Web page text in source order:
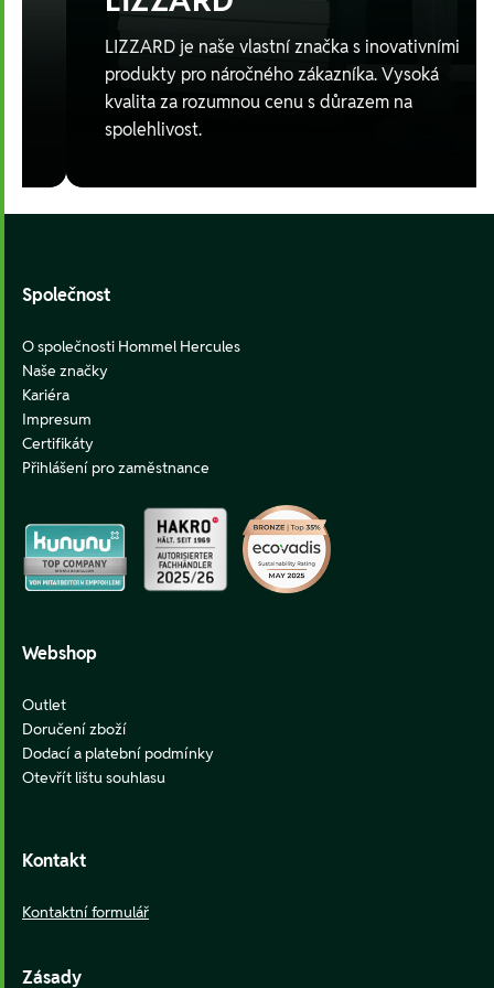
LIZZARD je naše vlastní značka s inovativními
produkty pro náročného zákazníka. Vysoká
kvalita za rozumnou cenu s důrazem na
spolehlivost.
Společnost
O společnosti Hommel Hercules
Naše značky
Kariéra
Impresum
Certifikáty
Přihlášení pro zaměstnance
Webshop
Outlet
Doručení zboží
Dodací a platební podmínky
Otevřít lištu souhlasu
Kontakt
Kontaktní formulář
Zásady